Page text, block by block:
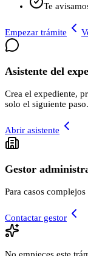
Te
Empezar trámite
Asistente del
Crea el expediente,
solo el siguiente paso.
Abrir asistente
Gestor
Para casos
Contactar gestor
No empieces este